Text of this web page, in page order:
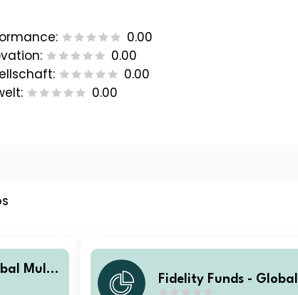
0.00
0.00
0.00
0.00
Multi
Fund
Fidelity Funds -